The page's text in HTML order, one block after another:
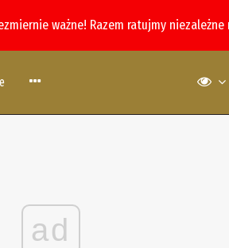
ważne! Razem ratujmy
ad